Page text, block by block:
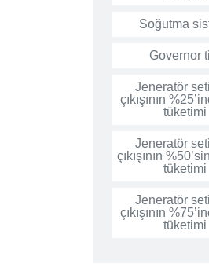
Soğutma
Governor
Jeneratör
çıkışının
tüketimi
Jeneratör
çıkışının
tüketimi
Jeneratör
çıkışının
tüketimi